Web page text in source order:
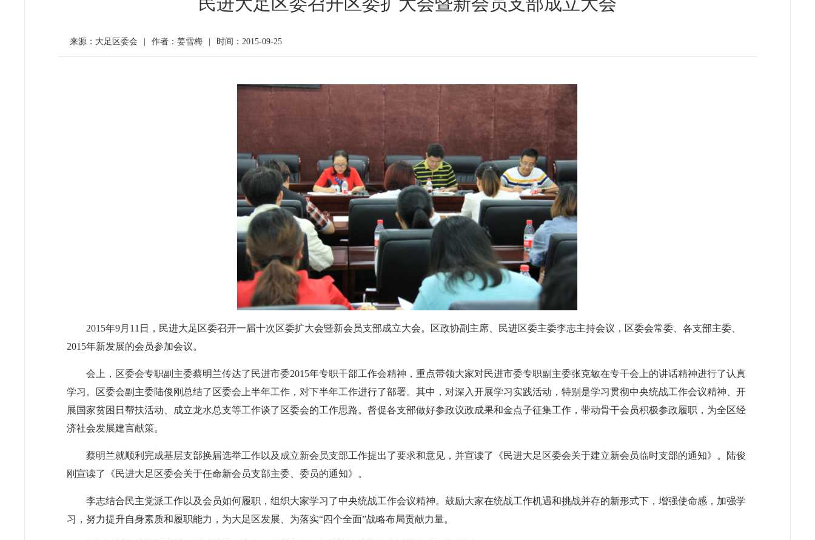
来源：大足区委会 作者：姜雪梅 时间：2015-09-25
2015年9月11日，民进大足区委召开一届十次区委扩大会暨新会员支部成立大会。区政协副主席、民进区委主委李志主持会议，区委会常委、各支部主委、
2015年新发展的会员参加会议。
会上，区委会专职副主委蔡明兰传达了民进市委2015年专职干部工作会精神，重点带领大家对民进市委专职副主委张克敏在专干会上的讲话精神进行了认真
学习。区委会副主委陆俊刚总结了区委会上半年工作，对下半年工作进行了部署。其中，对深入开展学习实践活动，特别是学习贯彻中央统战工作会议精神、开
展国家贫困日帮扶活动、成立龙水总支等工作谈了区委会的工作思路。督促各支部做好参政议政成果和金点子征集工作，带动骨干会员积极参政履职，为全区经
济社会发展建言献策。
蔡明兰就顺利完成基层支部换届选举工作以及成立新会员支部工作提出了要求和意见，并宣读了《民进大足区委会关于建立新会员临时支部的通知》。陆俊
刚宣读了《民进大足区委会关于任命新会员支部主委、委员的通知》。
李志结合民主党派工作以及会员如何履职，组织大家学习了中央统战工作会议精神。鼓励大家在统战工作机遇和挑战并存的新形式下，增强使命感，加强学
习，努力提升自身素质和履职能力，为大足区发展、为落实“四个全面”战略布局贡献力量。